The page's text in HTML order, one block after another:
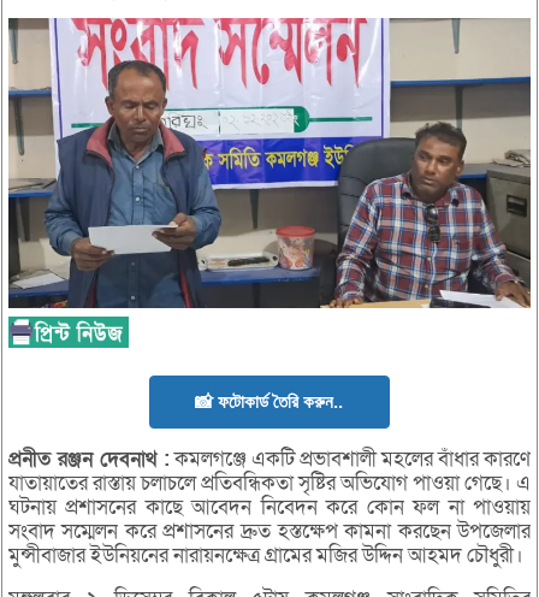
📸 ফটোকার্ড তৈরি করুন..
প্রনীতরঞ্জনদেবনাথ :কমলগঞ্জে একটি প্রভাবশালী মহলের বাঁধার কারণে
যাতায়াতের রাস্তায় চলাচলে প্রতিবন্ধিকতা সৃষ্টির অভিযোগ পাওয়া গেছে। এ
ঘটনায় প্রশাসনের কাছে আবেদন নিবেদন করে কোন ফল না পাওয়ায়
সংবাদ সম্মেলন করে প্রশাসনের দ্রুত হস্তক্ষেপ কামনা করছেন উপজেলার
মুন্সীবাজার ইউনিয়নের নারায়নক্ষেত্র গ্রামের মজির উদ্দিন আহমদ চৌধুরী।